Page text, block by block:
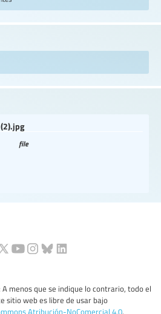
file
menos que se indique lo contrario, todo el
sitio web es libre de usar bajo
Atribución-NoComercial 4.0.